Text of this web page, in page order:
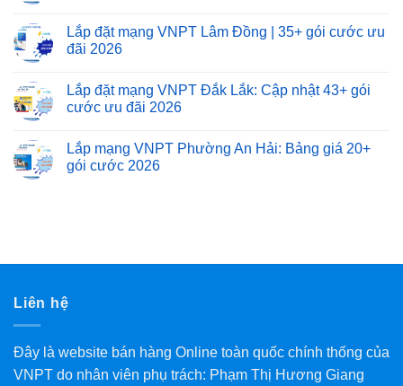
Lắp đặt mạng VNPT Lâm Đồng | 35+ gói cước ưu
đãi 2026
Lắp đặt mạng VNPT Đắk Lắk: Cập nhật 43+ gói
cước ưu đãi 2026
Lắp mạng VNPT Phường An Hải: Bảng giá 20+
gói cước 2026
Liên hệ
Đây là website bán hàng Online toàn quốc chính thống của
VNPT do nhân viên phụ trách: Phạm Thị Hương Giang